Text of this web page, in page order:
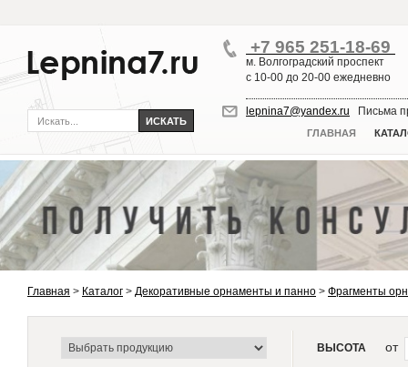
ГЛАВНАЯ
+7 965 251-18-69
м. Волгоградский проспект
с 10-00 до 20-00 ежедневно
lepnina7@yandex.ru Письма
Главная > Каталог > Декоративные орнаменты и панно > Фрагменты
ВЫСОТА от